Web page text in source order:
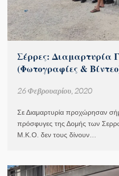
Σέρρες: Διαμαρτυρία
(Φωτογραφίες &
26 Φεβρουαρίου, 2020
Σε Διαμαρτυρία προχώρησαν
πρόσφυγες της Δομής των
Μ.Κ.Ο. δεν τους δίνουν…